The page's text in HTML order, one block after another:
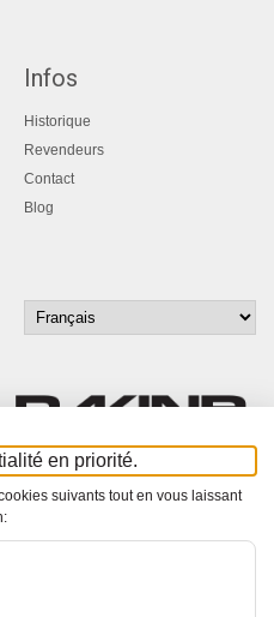
Infos
Historique
Revendeurs
Contact
Blog
© Bucher+Walt 2011-2026
- Informations non contractuelles
en priorité.
suivants tout en vous laissant